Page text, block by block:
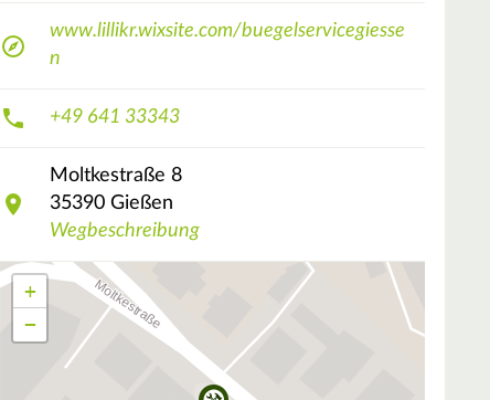
www.lillikr.wixsite.com/buegelservicegiesse
n
+49 641 33343
Moltkestraße 8
35390 Gießen
Wegbeschreibung
+
−